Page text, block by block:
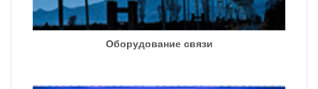
Оборудование связи